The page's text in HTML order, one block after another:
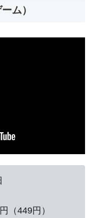
ム）
（449円）